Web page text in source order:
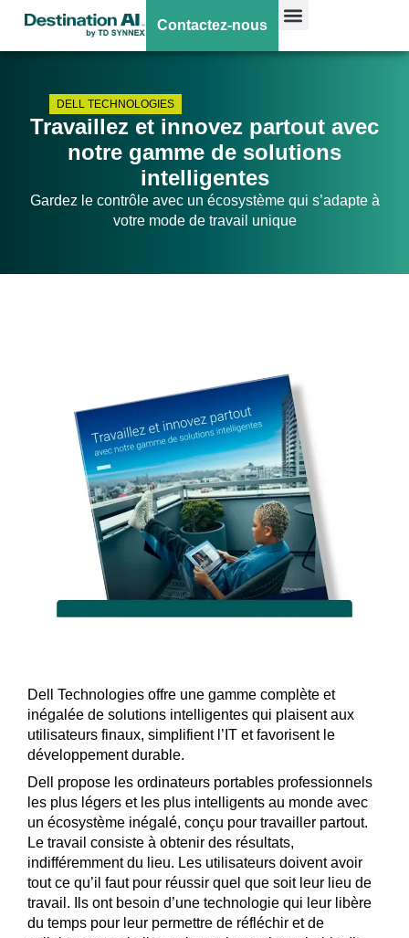
Contactez-nous
DELL TECHNOLOGIES
Travaillez et innovez partout avec
notre gamme de solutions
intelligentes
Gardez le contrôle avec un écosystème qui s’adapte à
votre mode de travail unique
Dell Technologies offre une gamme complète et
inégalée de solutions intelligentes qui plaisent aux
utilisateurs finaux, simplifient l’IT et favorisent le
développement durable.
Dell propose les ordinateurs portables professionnels
les plus légers et les plus intelligents au monde avec
un écosystème inégalé, conçu pour travailler partout.
Le travail consiste à obtenir des résultats,
indifféremment du lieu. Les utilisateurs doivent avoir
tout ce qu’il faut pour réussir quel que soit leur lieu de
travail. Ils ont besoin d’une technologie qui leur libère
du temps pour leur permettre de réfléchir et de